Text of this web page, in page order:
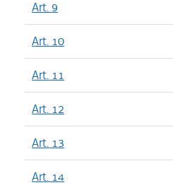
Art. 9
Art. 10
Art. 11
Art. 12
Art. 13
Art. 14